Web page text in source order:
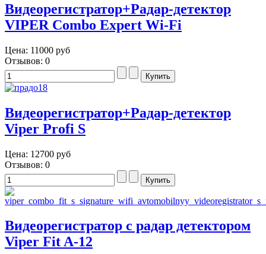
Видеорегистратор+Радар-детектор
VIPER Combo Expert Wi-Fi
Цена: 11000 руб
Отзывов: 0
Видеорегистратор+Радар-детектор
Viper Profi S
Цена: 12700 руб
Отзывов: 0
Видеорегистратор с радар детектором
Viper Fit A-12